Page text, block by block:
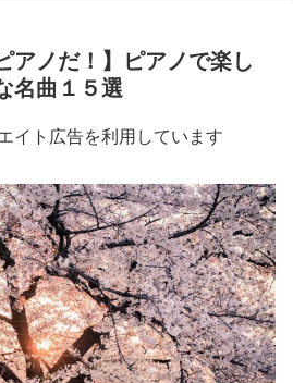
アノだ！】ピアノで楽し
名曲１５選
イト広告を利用しています